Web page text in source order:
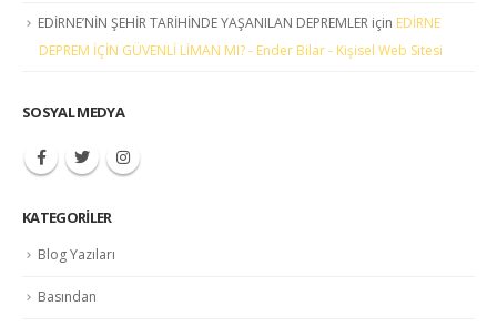
EDİRNE’NİN ŞEHİR TARİHİNDE YAŞANILAN DEPREMLER için EDİRNE
DEPREM İÇİN GÜVENLİ LİMAN MI? - Ender Bilar - Kişisel Web Sitesi
SOSYAL MEDYA
KATEGORILER
Blog Yazıları
Basından